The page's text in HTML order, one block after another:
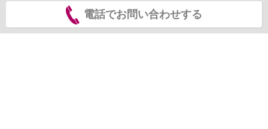
電話でお問い合わせする